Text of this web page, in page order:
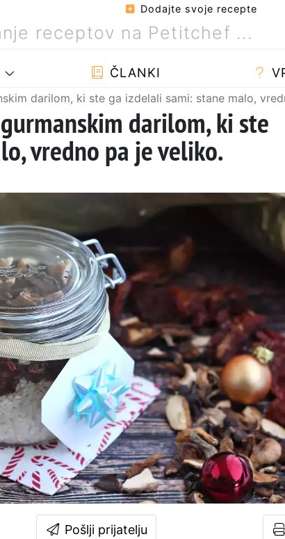
Dodajte svoje recepte
ČLANKI
darilom, ki ste ga izdelali sami: stane malo,
darilom, ki ste
vredno pa je veliko.
Pošlji prijatelju